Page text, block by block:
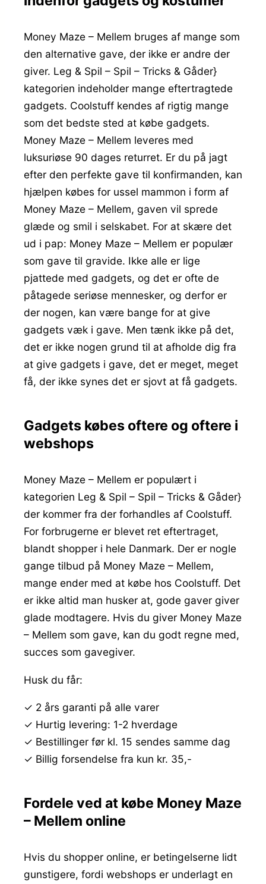
Money Maze – Mellem bruges af mange som
den alternative gave, der ikke er andre der
giver. Leg & Spil – Spil – Tricks & Gåder}
kategorien indeholder mange eftertragtede
gadgets. Coolstuff kendes af rigtig mange
som det bedste sted at købe gadgets.
Money Maze – Mellem leveres med
luksuriøse 90 dages returret. Er du på jagt
efter den perfekte gave til konfirmanden, kan
hjælpen købes for ussel mammon i form af
Money Maze – Mellem, gaven vil sprede
glæde og smil i selskabet. For at skære det
ud i pap: Money Maze – Mellem er populær
som gave til gravide. Ikke alle er lige
pjattede med gadgets, og det er ofte de
påtagede seriøse mennesker, og derfor er
der nogen, kan være bange for at give
gadgets væk i gave. Men tænk ikke på det,
det er ikke nogen grund til at afholde dig fra
at give gadgets i gave, det er meget, meget
få, der ikke synes det er sjovt at få gadgets.
Gadgets købes oftere og oftere i
webshops
Money Maze – Mellem er populært i
kategorien Leg & Spil – Spil – Tricks & Gåder}
der kommer fra der forhandles af Coolstuff.
For forbrugerne er blevet ret eftertraget,
blandt shopper i hele Danmark. Der er nogle
gange tilbud på Money Maze – Mellem,
mange ender med at købe hos Coolstuff. Det
er ikke altid man husker at, gode gaver giver
glade modtagere. Hvis du giver Money Maze
– Mellem som gave, kan du godt regne med,
succes som gavegiver.
Husk du får:
✓ 2 års garanti på alle varer
✓ Hurtig levering: 1-2 hverdage
✓ Bestillinger før kl. 15 sendes samme dag
✓ Billig forsendelse fra kun kr. 35,-
Fordele ved at købe Money Maze
– Mellem online
Hvis du shopper online, er betingelserne lidt
gunstigere, fordi webshops er underlagt en